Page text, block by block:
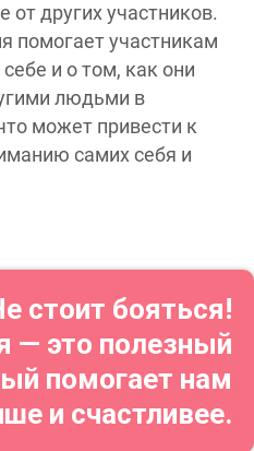
других участников.
помогает участникам
и о том, как они
людьми в
может привести к
самих себя и
стоит бояться!
— это полезный
помогает нам
и счастливее.